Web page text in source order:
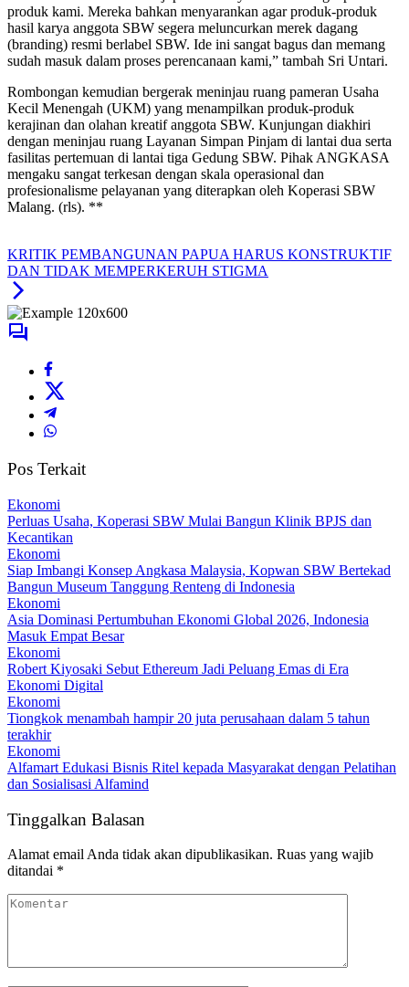
produk kami. Mereka bahkan menyarankan agar produk-produk
hasil karya anggota SBW segera meluncurkan merek dagang
(branding) resmi berlabel SBW. Ide ini sangat bagus dan memang
sudah masuk dalam proses perencanaan kami,” tambah Sri Untari.
​Rombongan kemudian bergerak meninjau ruang pameran Usaha
Kecil Menengah (UKM) yang menampilkan produk-produk
kerajinan dan olahan kreatif anggota SBW. Kunjungan diakhiri
dengan meninjau ruang Layanan Simpan Pinjam di lantai dua serta
fasilitas pertemuan di lantai tiga Gedung SBW. Pihak ANGKASA
mengaku sangat terkesan dengan skala operasional dan
profesionalisme pelayanan yang diterapkan oleh Koperasi SBW
Malang. (rls). **
KRITIK PEMBANGUNAN PAPUA HARUS KONSTRUKTIF
DAN TIDAK MEMPERKERUH STIGMA
Pos Terkait
Ekonomi
Perluas Usaha, Koperasi SBW Mulai Bangun Klinik BPJS dan
Kecantikan
Ekonomi
Siap Imbangi Konsep Angkasa Malaysia, Kopwan SBW Bertekad
Bangun Museum Tanggung Renteng di Indonesia
Ekonomi
Asia Dominasi Pertumbuhan Ekonomi Global 2026, Indonesia
Masuk Empat Besar
Ekonomi
Robert Kiyosaki Sebut Ethereum Jadi Peluang Emas di Era
Ekonomi Digital
Ekonomi
Tiongkok menambah hampir 20 juta perusahaan dalam 5 tahun
terakhir
Ekonomi
Alfamart Edukasi Bisnis Ritel kepada Masyarakat dengan Pelatihan
dan Sosialisasi Alfamind
Tinggalkan Balasan
Alamat email Anda tidak akan dipublikasikan. Ruas yang wajib
ditandai *